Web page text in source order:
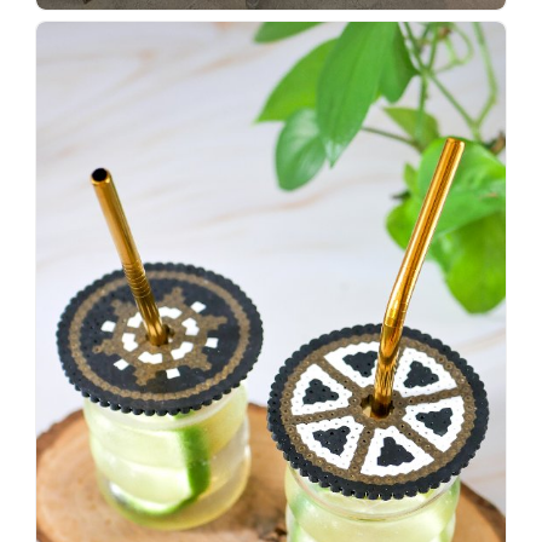
Wenn
schöner
KNALLTS!
#badezimmer
#makeover
#badezimmerdesign
#renovieren
#altbau